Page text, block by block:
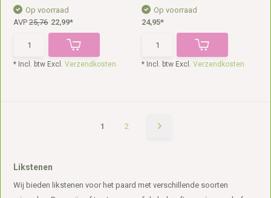
Op voorraad
AVP25,76 22,99*
* Incl. btw Excl.Verzendkosten
Op voorraad
24,95*
* Incl. btw Excl. Verzendkosten
1 2
Likstenen
Wij bieden likstenen voor het paard met verschillende soorten